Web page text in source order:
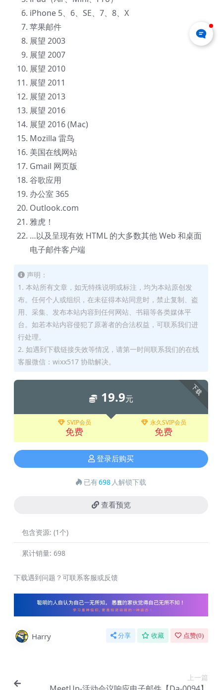
iPhone 5、6、SE、7、8、X
苹果邮件
展望 2003
展望 2007
展望 2010
展望 2011
展望 2013
展望 2016
展望 2016 (Mac)
Mozilla 雷鸟
美国在线网站
Gmail 网页版
谷歌应用
办公室 365
Outlook.com
雅虎！
…以及呈现有效 HTML 的大多数其他 Web 和桌面
电子邮件客户端
声明：
1. 本站所有文章，如无特殊说明或标注，均为本站原创发
布。任何个人或组织，在未征得本站同意时，禁止复制、盗
用、采集、发布本站内容到任何网站、书籍等各类媒体平
台。如若本站内容侵犯了原著者的合法权益，可联系我们进
行处理。
2. 如遇到下载链接失效等情况，请第一时间联系我们的在线
客服微信：wixx517 协助解决。
下载
19.9元
SVIP会员
免费
永久SVIP会员
免费
登录后购买
已有698 人解锁下载
查看预览
包含资源: (1个)
累计销量: 698
下载遇到问题？可联系客服或反馈
Harry 分享 收藏 点赞(0)
上一篇